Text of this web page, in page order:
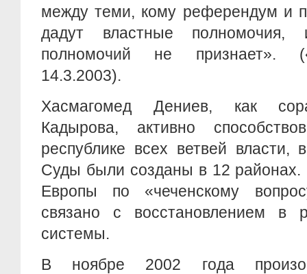
между теми, кому референдум и
дадут властные
полномочий не признает».
14.3.2003).
Хасмагомед Дениев, как
Кадырова, активно
республике всех ветвей власти,
Суды были созданы в 12 районах.
Европы по «чеченскому
связано с восстановлением в
системы.
В ноябре 2002 года